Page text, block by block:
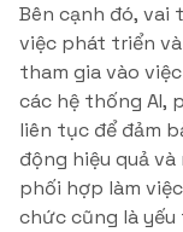
Bên cạnh đó, vai
việc phát triển
tham gia vào
các hệ thống AI,
liên tục để đảm
động hiệu quả
phối hợp làm
chức cũng là